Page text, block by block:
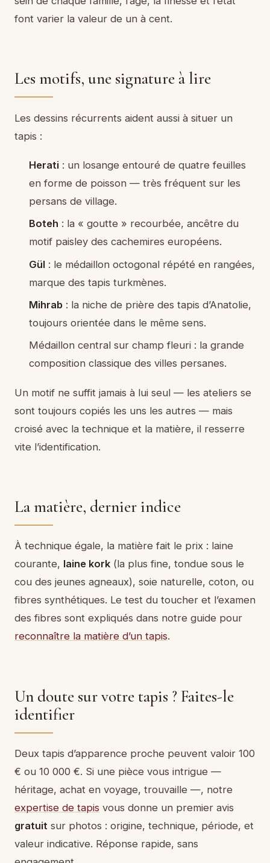
font varier la valeur de un à cent.
Les motifs, une signature à lire
Les dessins récurrents aident aussi à situer un
tapis :
Herati: un losange entouré de quatre feuilles
en forme de poisson — très fréquent sur les
persans de village.
Boteh : la « goutte » recourbée, ancêtre du
motif paisley des cachemires européens.
Gül: le médaillon octogonal répété en rangées,
marque des tapis turkmènes.
Mihrab : la niche de prière des tapis d’Anatolie,
toujours orientée dans le même sens.
Médaillon central sur champ fleuri : la grande
composition classique des villes persanes.
Un motif ne suffit jamais à lui seul — les ateliers se
sont toujours copiés les uns les autres — mais
croisé avec la technique et la matière, il resserre
vite l’identification.
La matière, dernier indice
À technique égale, la matière fait le prix : laine
courante, laine kork (la plus fine, tondue sous le
cou des jeunes agneaux), soie naturelle, coton, ou
fibres synthétiques. Le test du toucher et l’examen
des fibres sont expliqués dans notre guide pour
reconnaître la matière d’un tapis.
Un doute sur votre tapis ? Faites-le
identifier
Deux tapis d’apparence proche peuvent valoir 100
€ ou 10 000 €. Si une pièce vous intrigue —
héritage, achat en voyage, trouvaille —, notre
expertise de tapis vous donne un premier avis
gratuit sur photos : origine, technique, période, et
valeur indicative. Réponse rapide, sans